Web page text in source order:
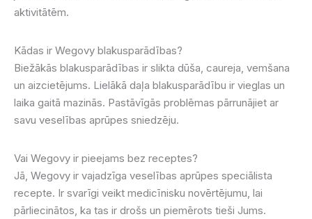
aktivitātēm.
Kādas ir Wegovy blakusparādības?
Biežākās blakusparādības ir slikta dūša, caureja, vemšana
un aizcietējums. Lielākā daļa blakusparādību ir vieglas un
laika gaitā mazinās. Pastāvīgās problēmas pārrunājiet ar
savu veselības aprūpes sniedzēju.
Vai Wegovy ir pieejams bez receptes?
Jā, Wegovy ir vajadzīga veselības aprūpes speciālista
recepte. Ir svarīgi veikt medicīnisku novērtējumu, lai
pārliecinātos, ka tas ir drošs un piemērots tieši Jums.